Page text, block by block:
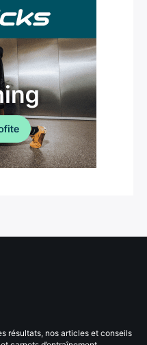
résultats, nos articles et conseils